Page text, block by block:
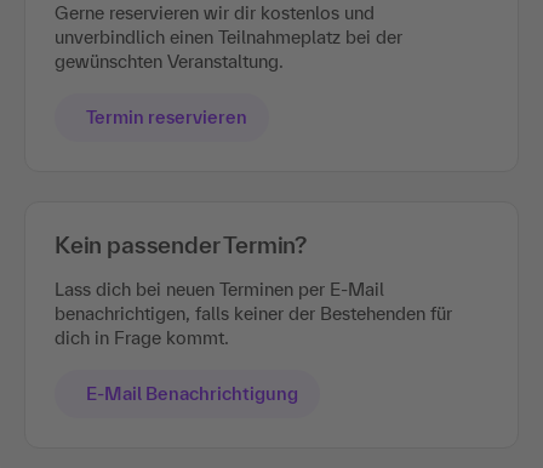
Gerne reservieren wir dir kostenlos und
unverbindlich einen Teilnahmeplatz bei der
gewünschten Veranstaltung.
Termin reservieren
Kein passender Termin?
Lass dich bei neuen Terminen per E-Mail
benachrichtigen, falls keiner der Bestehenden für
dich in Frage kommt.
E-Mail Benachrichtigung